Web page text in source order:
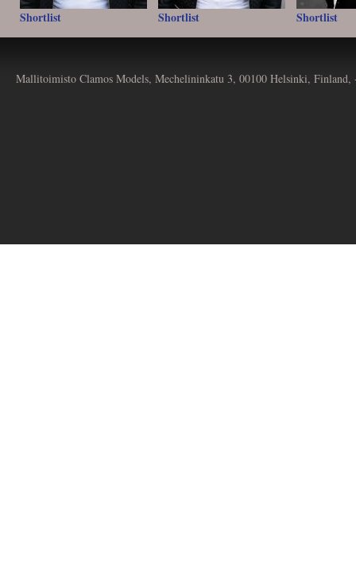
Shortlist Shortlist Shortlist
Mallitoimisto Clamos Models, Mechelininkatu 3, 00100 Helsinki,